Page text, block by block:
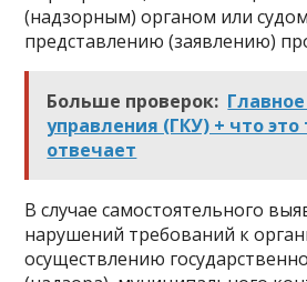
(надзорным) органом или
представлению (заявлению)
Больше проверок:
управления (ГКУ) + что это
отвечает
В случае самостоятельного
нарушений требований к
осуществлению